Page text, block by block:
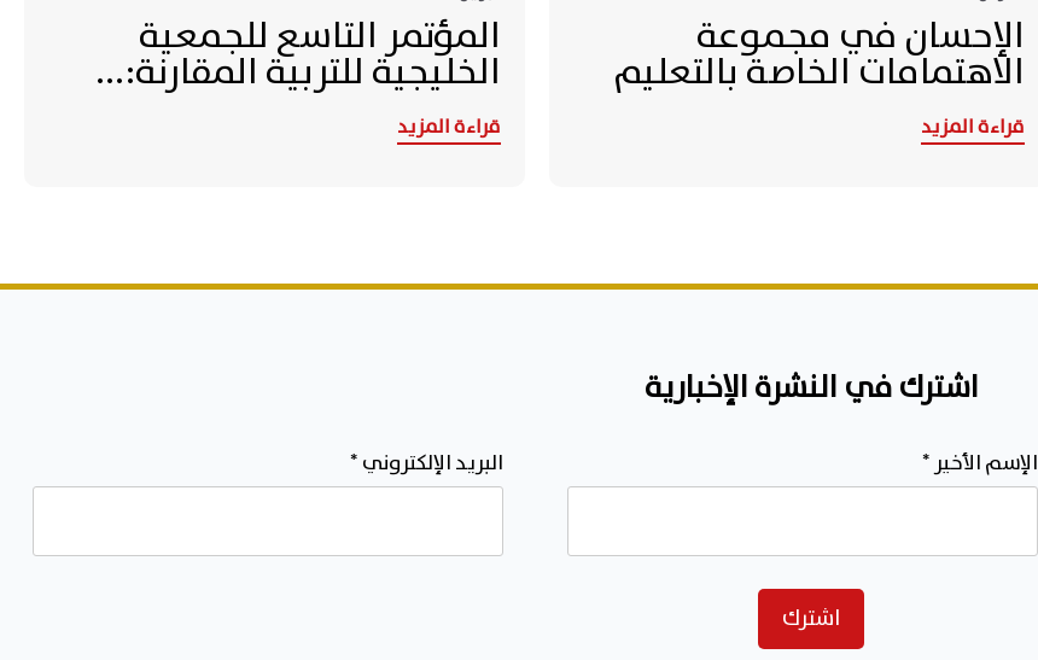
الإحسان في مجموعة
الاهتمامات الخاصة بالتعليم
قراءة المزيد
المؤتمر التاسع للجمعية
الخليجية للتربية المقارنة:...
قراءة المزيد
اشترك في النشرة الإخبارية
البريد الإلكتروني* الإسم الأخير*